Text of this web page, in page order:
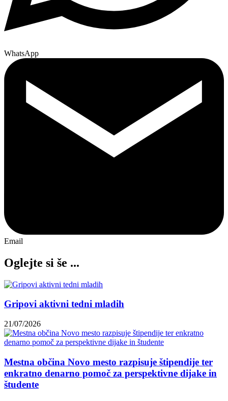
WhatsApp
Email
Oglejte si še ...
Gripovi aktivni tedni mladih
21/07/2026
Mestna občina Novo mesto razpisuje štipendije ter
enkratno denarno pomoč za perspektivne dijake in
študente